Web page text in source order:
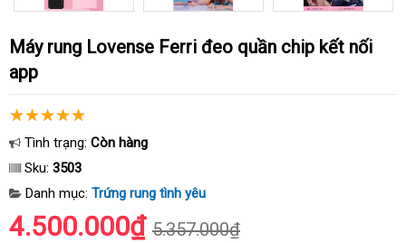
Máy rung Lovense Ferri đeo quần chip kết nối
app
Tình trạng: Còn hàng
Sku: 3503
Danh mục: Trứng rung tình yêu
4.500.000₫ 5.357.000₫